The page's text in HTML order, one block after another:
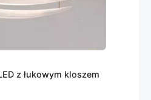
z łukowym kloszem